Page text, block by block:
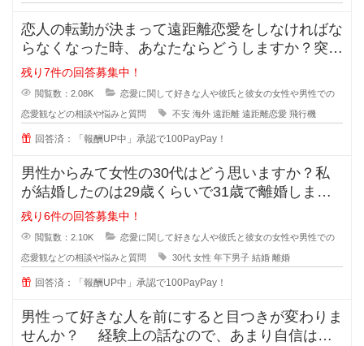
恋人の転勤が決まって遠距離恋愛をしなければな
らなくなった時、あなたならどうしますか？突然
恋人の転勤が決まって遠距離に..
残り7件の回答募集中！
閲覧数：2.08K 恋愛に関して好きな人や彼氏と彼女の女性や男性での
恋愛観などの相談や悩みと質問 不安 海外 遠距離 遠距離恋愛 飛行機
回答済：「報酬UP中」承認で100PayPay！
男性からみて女性の30代はどう思いますか？私
が結婚したのは29歳くらいで31歳で離婚しまし
たが、30歳の誕生日の時に元旦
残り6件の回答募集中！
閲覧数：2.10K 恋愛に関して好きな人や彼氏と彼女の女性や男性での
恋愛観などの相談や悩みと質問 30代 女性 年下男子 結婚 離婚
回答済：「報酬UP中」承認で100PayPay！
男性って好きな人を前にすると目つきが変わりま
せんか？ 経験上の話なので、あまり自信はな